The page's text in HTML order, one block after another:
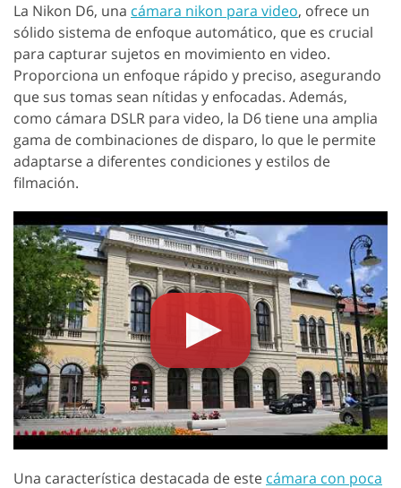
La Nikon D6, una cámara nikon para video, ofrece un
sólido sistema de enfoque automático, que es crucial
para capturar sujetos en movimiento en video.
Proporciona un enfoque rápido y preciso, asegurando
que sus tomas sean nítidas y enfocadas. Además,
como cámara DSLR para video, la D6 tiene una amplia
gama de combinaciones de disparo, lo que le permite
adaptarse a diferentes condiciones y estilos de
filmación.
Una característica destacada de este cámara con poca